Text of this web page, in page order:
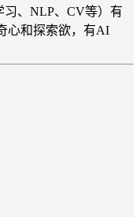
习、NLP、CV等）有
心和探索欲，有AI